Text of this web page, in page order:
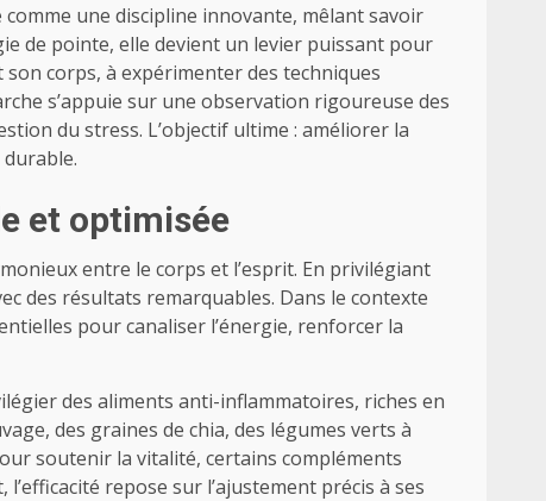
une discipline innovante, mêlant savoir
de pointe, elle devient un levier puissant pour
corps, à expérimenter des techniques
s’appuie sur une observation rigoureuse des
du stress. L’objectif ultime : améliorer la
et optimisée
entre le corps et l’esprit. En privilégiant
des résultats remarquables. Dans le contexte
pour canaliser l’énergie, renforcer la
des aliments anti-inflammatoires, riches en
des graines de chia, des légumes verts à
soutenir la vitalité, certains compléments
repose sur l’ajustement précis à ses